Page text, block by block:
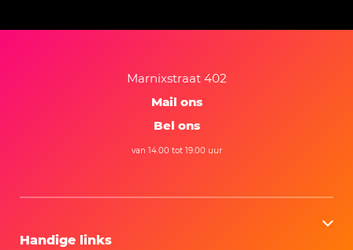
Marnixstraat 402
Mail ons
Bel ons
van 14.00 tot 19.00 uur
Handige links